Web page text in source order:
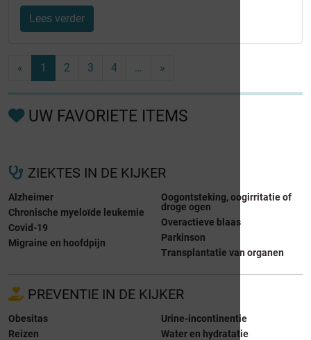
Lees verder
« 1 2 3 4 … »
UW FAVORIETE ITEMS
ZIEKTES IN DE KIJKER
Alzheimer
Chronische myeloïde leukemie
Covid-19
Migraine en hoofdpijn
Oogontsteking, oogirritatie of
droge ogen
Overactieve blaas
Parkinson
Transplantatie van organen
PREVENTIE IN DE KIJKER
Obesitas
Reizen
Urine-incontinentie
Water en hydratatie